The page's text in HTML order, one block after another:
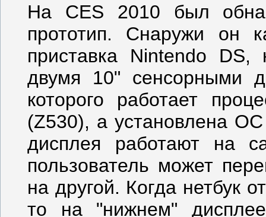
На CES 2010 был
прототип. Снаружи он
приставка Nintendo
двумя 10" сенсорными
которого работает
(Z530), а установлена
дисплея работают на
пользователь может
на другой. Когда нетбук
то на "нижнем"